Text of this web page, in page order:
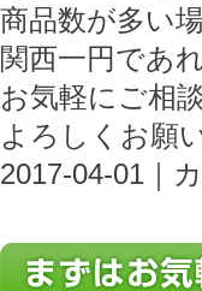
商品数が多い
関西一円であ
お気軽にご相
よろしくお願
2017-04-01｜